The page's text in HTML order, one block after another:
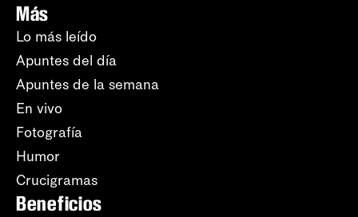
Más
Lo más leído
Apuntes del día
Apuntes de la semana
En vivo
Fotografía
Humor
Crucigramas
Beneficios